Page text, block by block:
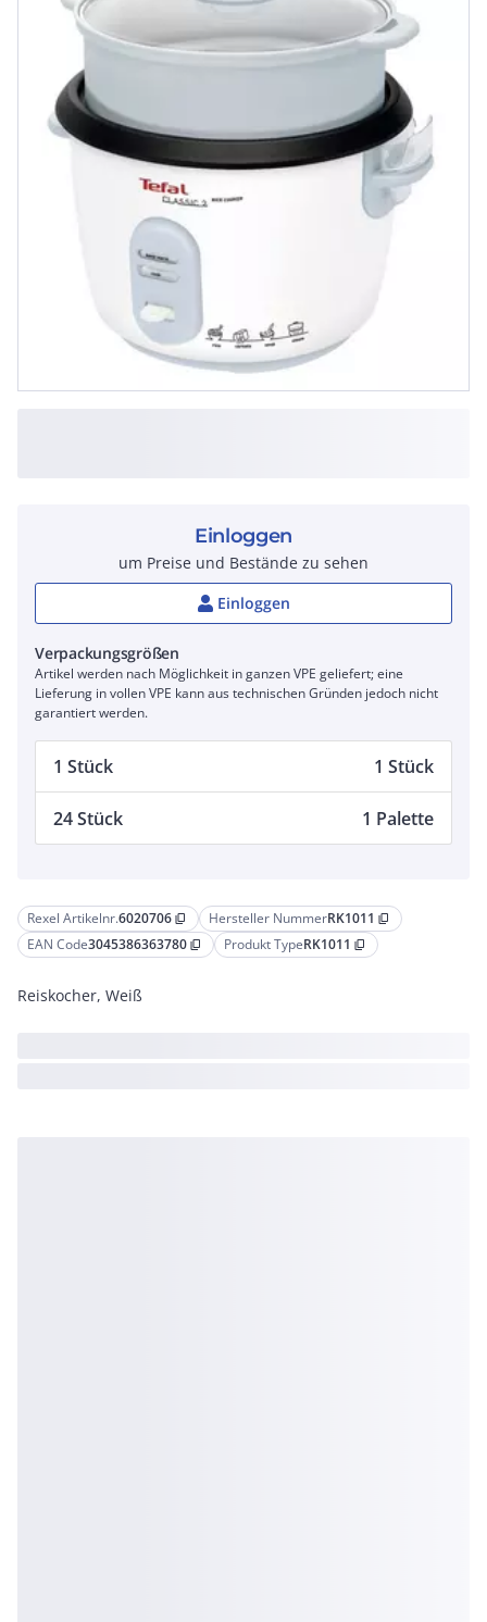
Rexel Artikelnr.6020706 content_copy Hersteller NummerRK1011 content_copy
EAN Code3045386363780 content_copy Produkt TypeRK1011 content_copy
Reiskocher, Weiß
Einloggen
um Preise und Bestände zu sehen
Einloggen
Verpackungsgrößen
Artikel werden nach Möglichkeit in ganzen VPE geliefert; eine
Lieferung in vollen VPE kann aus technischen Gründen jedoch nicht
garantiert werden.
1 Stück 1 Stück
24 Stück 1 Palette